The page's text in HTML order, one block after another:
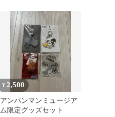
¥2,500
アンパンマンミュージア
ム限定グッズセット